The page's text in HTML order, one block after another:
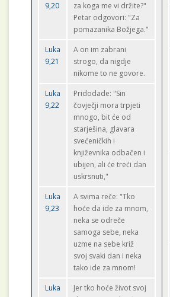
9,20
za koga me vi držite?"
Petar odgovori: "Za
pomazanika Božjega."
Luka
9,21
A on im zabrani
strogo, da nigdje
nikome to ne govore.
Luka
9,22
Pridodade: "Sin
čovječji mora trpjeti
mnogo, bit će od
starješina, glavara
svećeničkih i
književnika odbačen i
ubijen, ali će treći dan
uskrsnuti,"
Luka
9,23
A svima reče: "Tko
hoće da ide za mnom,
neka se odreče
samoga sebe, neka
uzme na sebe križ
svoj svaki dan i neka
tako ide za mnom!
Luka
Jer tko hoće život svoj